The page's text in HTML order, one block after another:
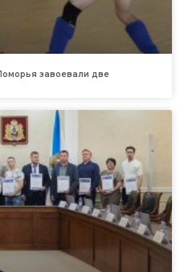
завоевали две